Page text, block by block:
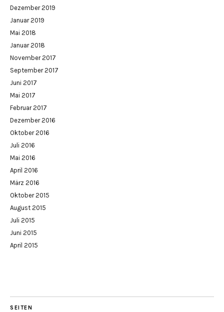
Dezember 2019
Januar 2019
Mai 2018
Januar 2018
November 2017
September 2017
Juni 2017
Mai 2017
Februar 2017
Dezember 2016
Oktober 2016
Juli 2016
Mai 2016
April 2016
März 2016
Oktober 2015
August 2015
Juli 2015
Juni 2015
April 2015
SEITEN